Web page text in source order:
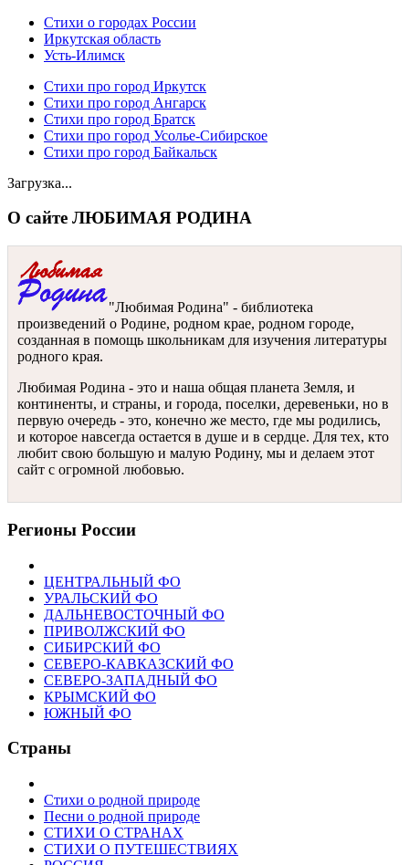
Стихи о городах России
Иркутская область
Усть-Илимск
Стихи про город Иркутск
Стихи про город Ангарск
Стихи про город Братск
Стихи про город Усолье-Сибирское
Стихи про город Байкальск
Загрузка...
О сайте ЛЮБИМАЯ РОДИНА
"Любимая Родина" - библиотека
произведений о Родине, родном крае, родном городе,
созданная в помощь школьникам для изучения литературы
родного края.
Любимая Родина - это и наша общая планета Земля, и
континенты, и страны, и города, поселки, деревеньки, но в
первую очередь - это, конечно же место, где мы родились,
и которое навсегда остается в душе и в сердце. Для тех, кто
любит свою большую и малую Родину, мы и делаем этот
сайт с огромной любовью.
Регионы России
ЦЕНТРАЛЬНЫЙ ФО
УРАЛЬСКИЙ ФО
ДАЛЬНЕВОСТОЧНЫЙ ФО
ПРИВОЛЖСКИЙ ФО
СИБИРСКИЙ ФО
СЕВЕРО-КАВКАЗСКИЙ ФО
СЕВЕРО-ЗАПАДНЫЙ ФО
КРЫМСКИЙ ФО
ЮЖНЫЙ ФО
Страны
Стихи о родной природе
Песни о родной природе
СТИХИ О СТРАНАХ
СТИХИ О ПУТЕШЕСТВИЯХ